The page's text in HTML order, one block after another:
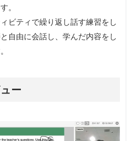
。
ビティで繰り返し話す練習をし
自由に会話し、学んだ内容をし
ー